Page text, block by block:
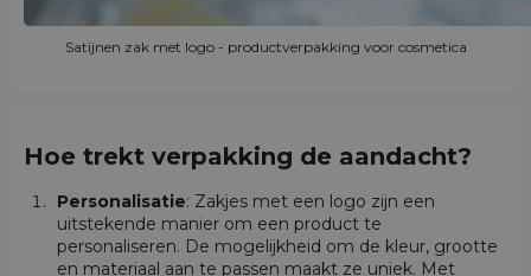
Satijnen zak met logo - productverpakking voor cosmetica
Hoe trekt verpakking de aandacht?
Personalisatie: Zakjes met een logo zijn een
uitstekende manier om een product te
personaliseren. De mogelijkheid om de kleur, grootte
en materiaal aan te passen maakt ze uniek. Met